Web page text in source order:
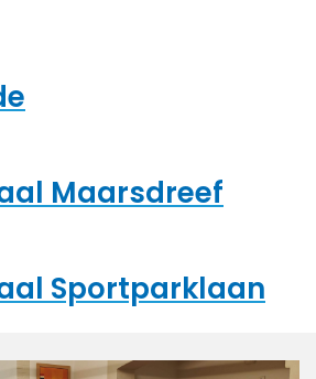
Maarsdreef
Sportparklaan